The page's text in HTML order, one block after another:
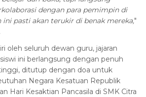
dengan para pemimpin di
ini pasti akan terukir di benak mereka,"
oleh seluruh dewan guru, jajaran
ini berlangsung dengan penuh
ditutup dengan doa untuk
Negara Kesatuan Republik
Hari Kesaktian Pancasila di SMK Citra